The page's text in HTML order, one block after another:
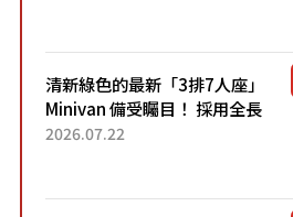
清新綠色的最新「3排7人座」
Minivan 備受矚目！ 採用全長
4.7公尺剛剛好的車身尺寸與
2026.07.22